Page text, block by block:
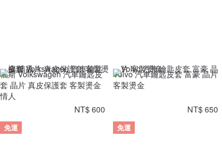
福斯 Volkswagen 汽車鑰匙皮
套 晶片 真皮保護套 客製燙金
情人
NT$ 600
Volvo 汽車鑰匙皮套 富豪 晶片
客製燙金
NT$ 650
免運 免運